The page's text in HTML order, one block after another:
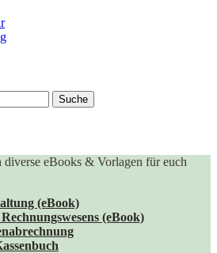
eBooks & Vorlagen für euch
(eBook)
(eBook)